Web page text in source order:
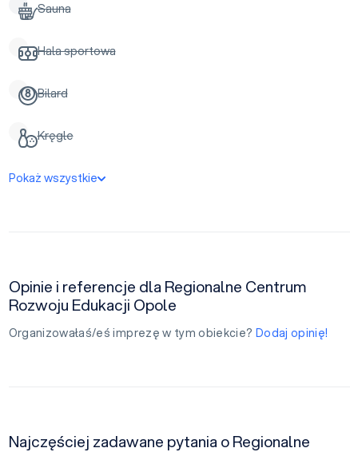
Sauna
Hala sportowa
Bilard
Kręgle
Pokaż wszystkie
Opinie i referencje dla Regionalne Centrum
Rozwoju Edukacji Opole
Organizowałaś/eś imprezę w tym obiekcie? Dodaj opinię!
Najczęściej zadawane pytania o Regionalne